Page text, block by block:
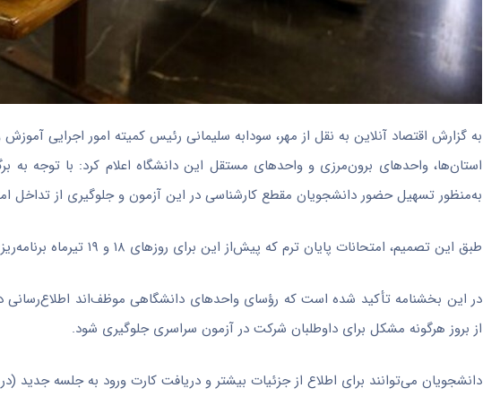
به گزارش اقتصاد آنلاین به نقل از مهر، سودابه سلیمانی رئیس کمیته امور اجرایی
به‌منظور تسهیل حضور دانشجویان مقطع کارشناسی در این آزمون و جلوگیری از تداخل
طبق این تصمیم، امتحانات پایان ترم که پیش‌از این برای روز‌های ۱۸ و ۱۹ تیرماه برنامه‌ریزی شده بود، به روز‌های ۲۲ و ۲۳ تیرماه ۱۴۰۵ منتقل می‌شود.
در این بخشنامه تأکید شده است که رؤسای واحد‌های دانشگاهی موظف‌اند اطلاع‌رسانی
از بروز هرگونه مشکل برای داوطلبان شرکت در آزمون سراسری جلوگیری شود.
دانشجویان می‌توانند برای اطلاع از جزئیات بیشتر و دریافت کارت ورود به جلسه